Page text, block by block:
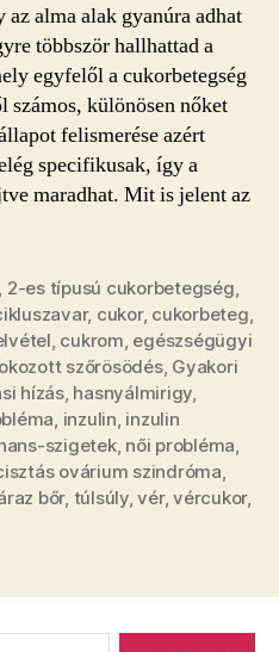
Az
inzulinrezisztencia
tünetei
és
kezelése
bejegyzéshez
alma alak gyanúra adhat
többször hallhattad a
egyfelől a cukorbetegség
számos, különösen nőket
felismerése azért
specifikusak, így a
maradhat. Mit is jelent az
2-es típusú cukorbetegség
, cukor, cukorbeteg
cukrom egészségügyi
szőrösödés, Gyakori
hízás, hasnyálmirigy
inzulin inzulin
szigetek, női probléma
ovárium szindróma
bőr, túlsúly,vér,vércukor,